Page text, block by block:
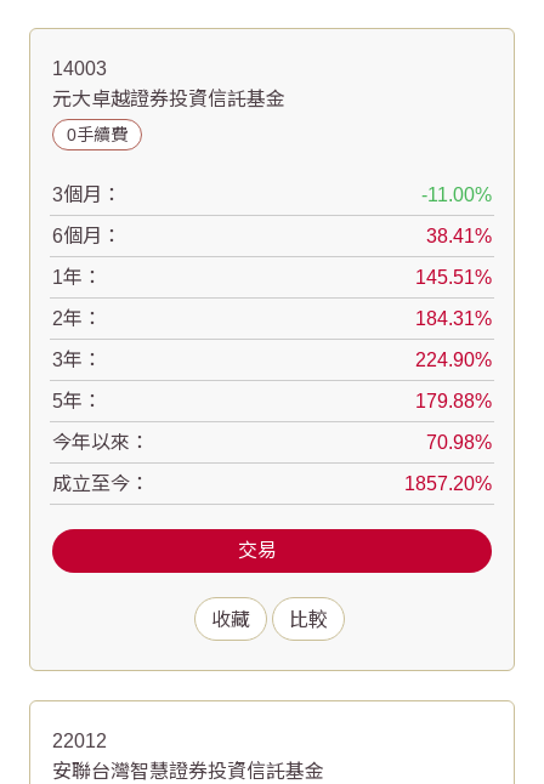
收藏 比較
14003
元大卓越證券投資信託基金
0手續費
3個月：
-11.00
6個月：
38.41
1年：
145.51
2年：
184.31
3年：
224.90
5年：
179.88
今年以來：
70.98
成立至今：
1857.20
交易
22012
安聯台灣智慧證券投資信託基金